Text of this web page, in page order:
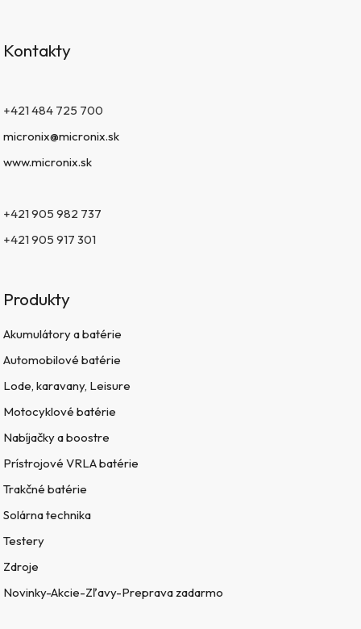
Kontakty
+421 484 725 700
micronix@micronix.sk
www.micronix.sk
+421 905 982 737
+421 905 917 301
Produkty
Akumulátory a batérie
Automobilové batérie
Lode, karavany, Leisure
Motocyklové batérie
Nabíjačky a boostre
Prístrojové VRLA batérie
Trakčné batérie
Solárna technika
Testery
Zdroje
Novinky-Akcie-Zľavy-Preprava zadarmo